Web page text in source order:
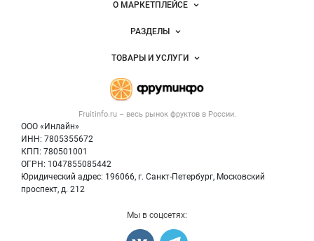
фруктов
Важные разделы и контакты
Fruitinfo.ru – весь рынок фруктовв России.
ООО «Инлайн»
ИНН: 7805355672
КПП: 780501001
ОГРН: 1047855085442
Юридический адрес: 196066, г. Санкт-Петербург, Московский
проспект, д. 212
Навигация по сайтуО МАРКЕТПЛЕЙСЕ
Новости Fruitinfo.ru
Размещение рекламы
Публичная оферта
Контактная информация
Политика обработки персональных данных
РАЗДЕЛЫ
Объявления
Новости рынка
ТОВАРЫ И УСЛУГИ
Готовая продукция
Овощи
Фрукты
Мы в соцсетях: